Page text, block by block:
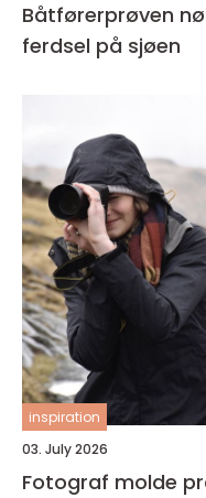
Båtførerprøven nøkkelen til trygg og lovlig
ferdsel på sjøen
inspiration
03. July 2026
Fotograf molde profesjonell bildekunst ved